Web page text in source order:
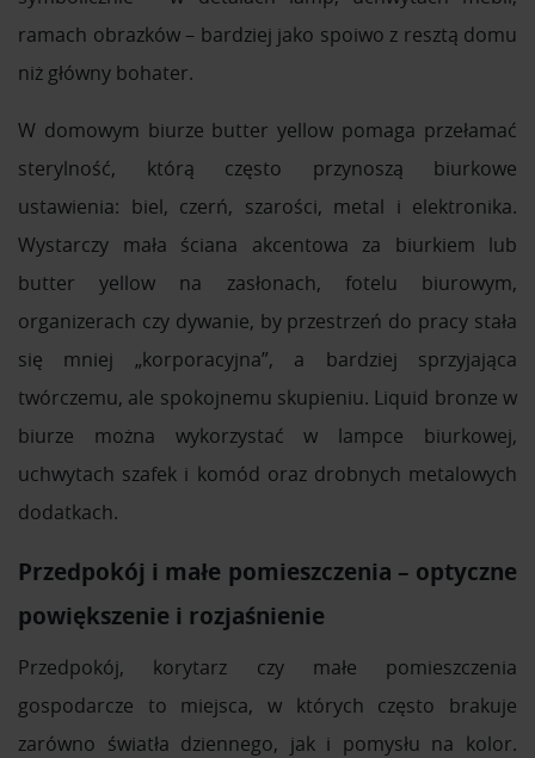
ramach obrazków – bardziej jako spoiwo z resztą domu
niż główny bohater.
W domowym biurze butter yellow pomaga przełamać
sterylność, którą często przynoszą biurkowe
ustawienia: biel, czerń, szarości, metal i elektronika.
Wystarczy mała ściana akcentowa za biurkiem lub
butter yellow na zasłonach, fotelu biurowym,
organizerach czy dywanie, by przestrzeń do pracy stała
się mniej „korporacyjna”, a bardziej sprzyjająca
twórczemu, ale spokojnemu skupieniu. Liquid bronze w
biurze można wykorzystać w lampce biurkowej,
uchwytach szafek i komód oraz drobnych metalowych
dodatkach.
Przedpokój i małe pomieszczenia – optyczne
powiększenie i rozjaśnienie
Przedpokój, korytarz czy małe pomieszczenia
gospodarcze to miejsca, w których często brakuje
zarówno światła dziennego, jak i pomysłu na kolor.